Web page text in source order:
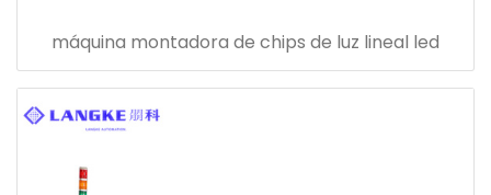
máquina montadora de chips de luz lineal led